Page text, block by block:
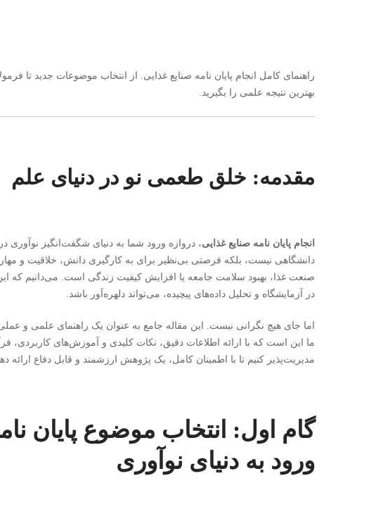
راهنمای کامل انجام پایان نامه صنایع غذایی. از انتخاب موضوعات جدید تا
بهترین نتیجه علمی را بگیرید.
مقدمه: خلق طعمی نو در دنیای علم
انجام پایان نامه صنایع غذایی، دروازه ورود شما به دنیای شگفت‌انگیز
دانشگاهی نیست، بلکه فرصتی بی‌نظیر برای به کارگیری دانش، خلاقیت و
صنعت غذا، بهبود سلامت جامعه یا افزایش کیفیت زندگی است. می‌دانیم که
در آزمایشگاه و تحلیل داده‌های پیچیده، می‌تواند دلهره‌آور باشد.
اما جای هیچ نگرانی نیست. این مقاله جامع به عنوان یک راهنمای علمی و
ما این است که با ارائه اطلاعات دقیق، نکات کلیدی و آموزش‌های کاربردی،
مدیریت‌پذیر کنیم تا با اطمینان کامل، یک پژوهش ارزشمند و قابل دفاع ارائه
گام اول: انتخاب موضوع پایان
ورود به دنیای نوآوری